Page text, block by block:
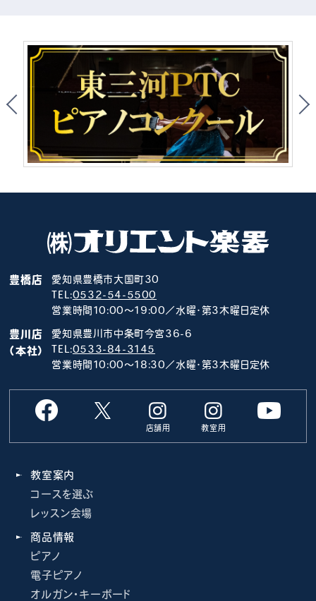
豊橋店
愛知県豊橋市大国町30
TEL:0532-54-5500
営業時間10:00～19:00／水曜･第3木曜日定休
豊川店
（本社）
愛知県豊川市中条町今宮36-6
TEL:0533-84-3145
営業時間10:00～18:30／水曜･第3木曜日定休
店舗用 教室用
教室案内
コースを選ぶ
レッスン会場
商品情報
ピアノ
電子ピアノ
オルガン・キーボード